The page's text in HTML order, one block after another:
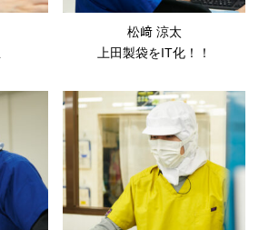
松﨑 涼太
上田製袋をIT化！！